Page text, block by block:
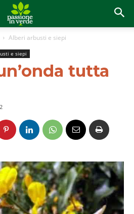
Alberi arbusti e siepi
e siepi
tutta